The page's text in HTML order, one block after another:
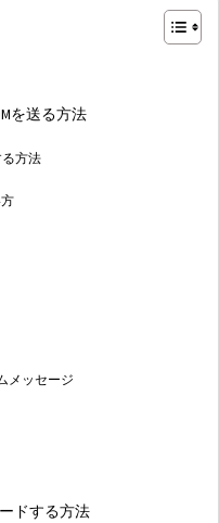
を送る方法
方法
メッセージ
ドする方法